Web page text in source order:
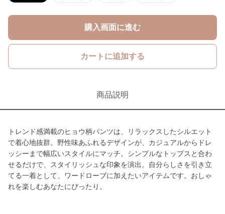
購入画面に進む
カートに追加する
商品説明
トレンド感満載のヒョウ柄パンツは、リラックスしたシルエット
で着心地抜群。野性味あふれるデザインが、カジュアルからドレ
ッシーまで幅広いスタイルにマッチ。シンプルなトップスと合わ
せるだけで、スタイリッシュな印象を演出。自分らしさを引き立
てる一着として、ワードローブに加えたいアイテムです。おしゃ
れを楽しむあなたにぴったり。